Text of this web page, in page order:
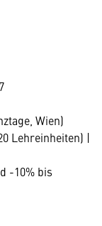
Wien)
Lehreinheiten) |
-10% bis